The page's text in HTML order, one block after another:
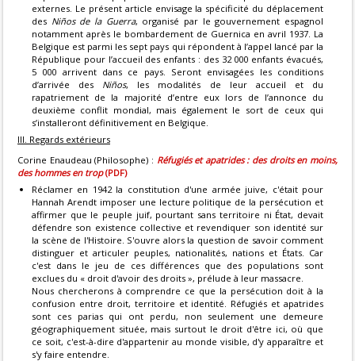
externes. Le présent article envisage la spécificité du déplacement
des Niños de la Guerra, organisé par le gouvernement espagnol
notamment après le bombardement de Guernica en avril 1937. La
Belgique est parmi les sept pays qui répondent à l’appel lancé par la
République pour l’accueil des enfants : des 32 000 enfants évacués,
5 000 arrivent dans ce pays. Seront envisagées les conditions
d’arrivée des Niños, les modalités de leur accueil et du
rapatriement de la majorité d’entre eux lors de l’annonce du
deuxième conflit mondial, mais également le sort de ceux qui
s’installeront définitivement en Belgique.
III. Regards extérieurs
Corine Enaudeau (Philosophe) : Réfugiés et apatrides : des droits en moins,
des hommes en trop(PDF)
Réclamer en 1942 la constitution d'une armée juive, c'était pour
Hannah Arendt imposer une lecture politique de la persécution et
affirmer que le peuple juif, pourtant sans territoire ni État, devait
défendre son existence collective et revendiquer son identité sur
la scène de l'Histoire. S'ouvre alors la question de savoir comment
distinguer et articuler peuples, nationalités, nations et États. Car
c'est dans le jeu de ces différences que des populations sont
exclues du « droit d'avoir des droits », prélude à leur massacre.
Nous chercherons à comprendre ce que la persécution doit à la
confusion entre droit, territoire et identité. Réfugiés et apatrides
sont ces parias qui ont perdu, non seulement une demeure
géographiquement située, mais surtout le droit d'être ici, où que
ce soit, c'est-à-dire d'appartenir au monde visible, d'y apparaître et
s'y faire entendre.